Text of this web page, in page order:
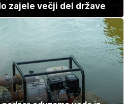
zajele večji del države